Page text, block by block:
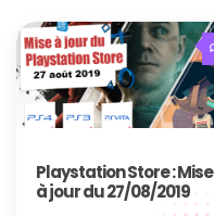
Playstation Store : Mise
à jour du 27/08/2019